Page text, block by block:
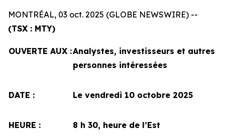
MONTRÉAL, 03 oct. 2025 (GLOBE NEWSWIRE) --
(TSX : MTY)
OUVERTE AUX :Analystes, investisseurs et autres
personnes intéressées
DATE : Le vendredi 10 octobre 2025
HEURE : 8 h 30, heure de l’Est